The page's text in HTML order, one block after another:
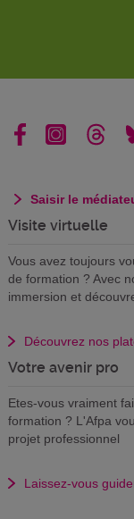
Saisir le
Visite virtuelle
Vous avez toujours
de formation ? Avec
immersion et
Découvrez nos
Votre avenir pro
Etes-vous vraiment
formation ? L'Afpa
projet professionnel
Laissez-vous